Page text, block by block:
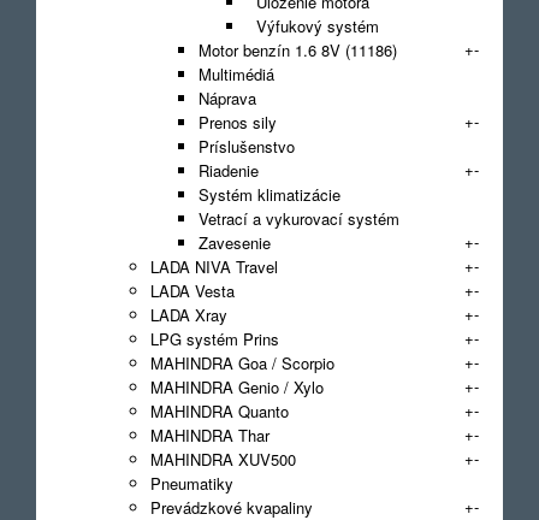
Výfukový systém
Motor benzín 1.6 8V (11186)
+-
Multimédiá
Náprava
Prenos sily
+-
Príslušenstvo
Riadenie
+-
Systém klimatizácie
Vetrací a vykurovací systém
Zavesenie
+-
LADA NIVA Travel
+-
LADA Vesta
+-
LADA Xray
+-
LPG systém Prins
+-
MAHINDRA Goa / Scorpio
+-
MAHINDRA Genio / Xylo
+-
MAHINDRA Quanto
+-
MAHINDRA Thar
+-
MAHINDRA XUV500
+-
Pneumatiky
Prevádzkové kvapaliny
+-